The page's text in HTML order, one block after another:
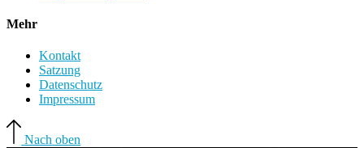
Mehr
Kontakt
Satzung
Datenschutz
Impressum
Nach oben